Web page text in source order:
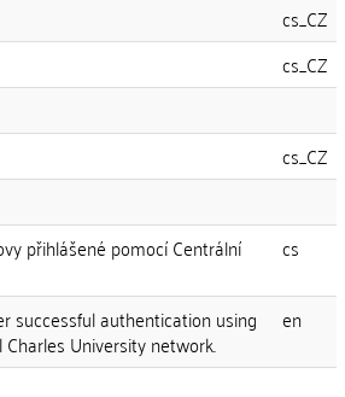
cs_CZ
cs_CZ
cs_CZ
přihlášené pomocí Centrální cs
successful authentication using
University network.
en